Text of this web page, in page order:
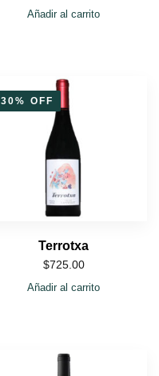
Añadir al carrito
30% OFF
Terrotxa
$725.00
Añadir al carrito